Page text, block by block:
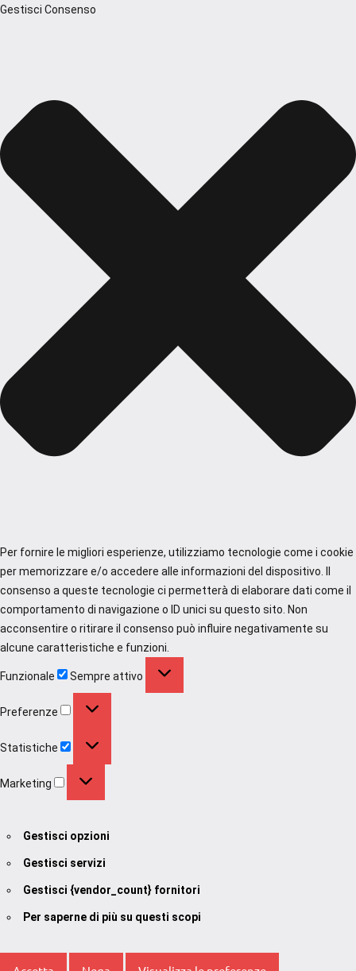
Gestisci Consenso
Per fornire le migliori esperienze, utilizziamo tecnologie come i cookie
per memorizzare e/o accedere alle informazioni del dispositivo. Il
consenso a queste tecnologie ci permetterà di elaborare dati come il
comportamento di navigazione o ID unici su questo sito. Non
acconsentire o ritirare il consenso può influire negativamente su
alcune caratteristiche e funzioni.
Funzionale Sempre attivo
Preferenze
Statistiche
Marketing
Gestisci opzioni
Gestisci servizi
Gestisci {vendor_count} fornitori
Per saperne di più su questi scopi